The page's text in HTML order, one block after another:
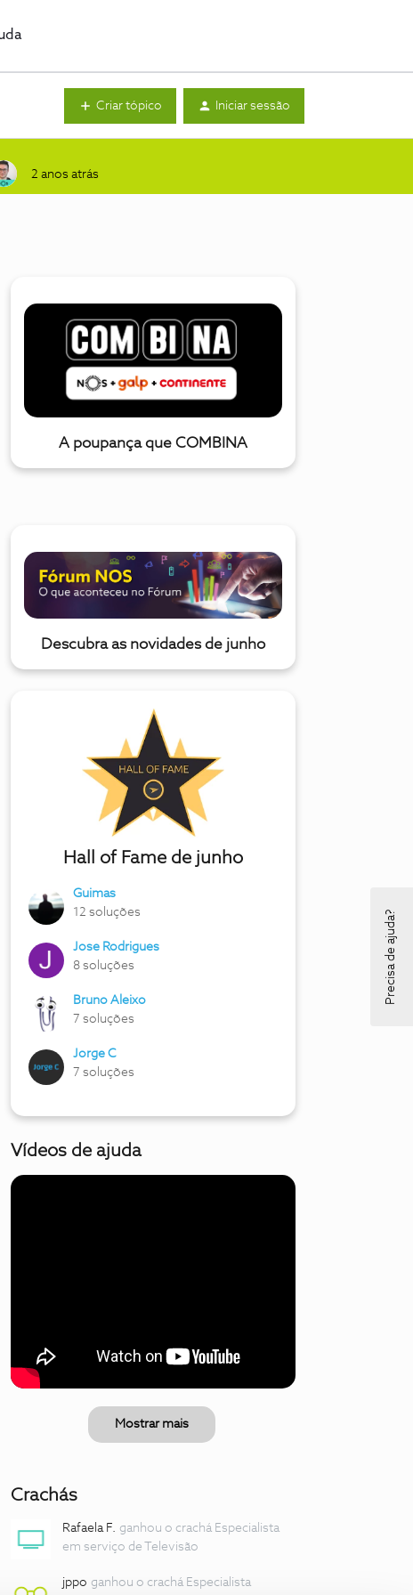
Criar tópico Iniciar sessão
2 anos atrás
A poupança que COMBINA
Descubra as novidades de junho
Hall of Fame de junho
Guimas
12 soluções
Jose Rodrigues
8 soluções
Bruno Aleixo
7 soluções
Jorge C
7 soluções
Vídeos de ajuda
Mostrar mais
Crachás
Rafaela F. ganhou o crachá Especialista
em serviço de Televisão
jppo ganhou o crachá Especialista
Precisa de ajuda?